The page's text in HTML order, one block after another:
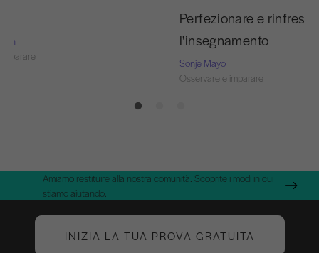
Perfezionare e
l'insegnamento
Sonje Mayo
Osservare e imparare
Amiamo restituire alla nostra comunità. Scoprite i modi in cui
stiamo aiutando.
INIZIA LA TUA PROVA GRATUITA